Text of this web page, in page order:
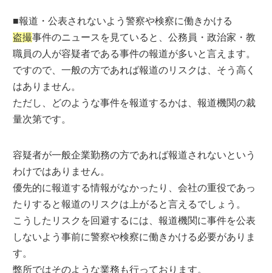
■報道・公表されないよう警察や検察に働きかける
盗撮事件のニュースを見ていると、公務員・政治家・教
職員の人が容疑者である事件の報道が多いと言えます。
ですので、一般の方であれば報道のリスクは、そう高く
はありません。
ただし、どのような事件を報道するかは、報道機関の裁
量次第です。
容疑者が一般企業勤務の方であれば報道されないという
わけではありません。
優先的に報道する情報がなかったり、会社の重役であっ
たりすると報道のリスクは上がると言えるでしょう。
こうしたリスクを回避するには、報道機関に事件を公表
しないよう事前に警察や検察に働きかける必要がありま
す。
弊所ではそのような業務も行っております。